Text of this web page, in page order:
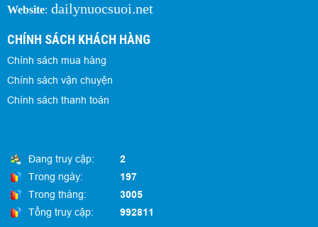
Website: dailynuocsuoi.net
CHÍNH SÁCH KHÁCH HÀNG
Chính sách mua hàng
Chính sách vận chuyện
Chính sách thanh toán
Đang truy cập:
2
Trong ngày:
197
Trong tháng:
3005
Tổng truy cập:
992811